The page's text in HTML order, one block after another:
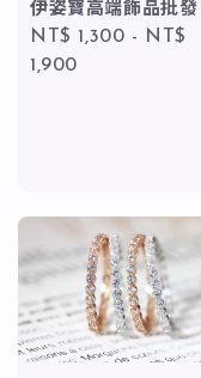
伊姿寶高端飾品批發
Regular
price
NT$ 1,300 - NT$
1,900